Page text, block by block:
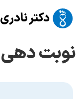
نوبت دهی